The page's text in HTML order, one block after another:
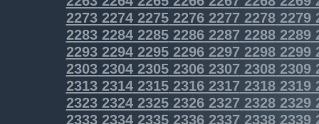
2273227422752276227722782279
22832284228522862287 22882289
22932294229522962297 22982299
23032304230523062307 23082309
2313231423152316231723182319
23232324232523262327 23282329
23332334233523362337 23382339